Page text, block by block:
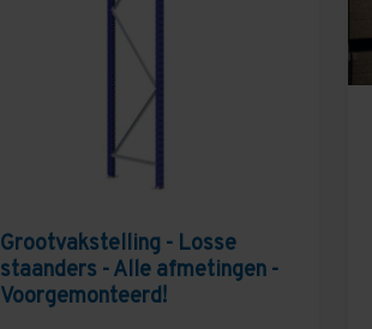
Grootvakstelling - Losse
staanders - Alle afmetingen -
Voorgemonteerd!